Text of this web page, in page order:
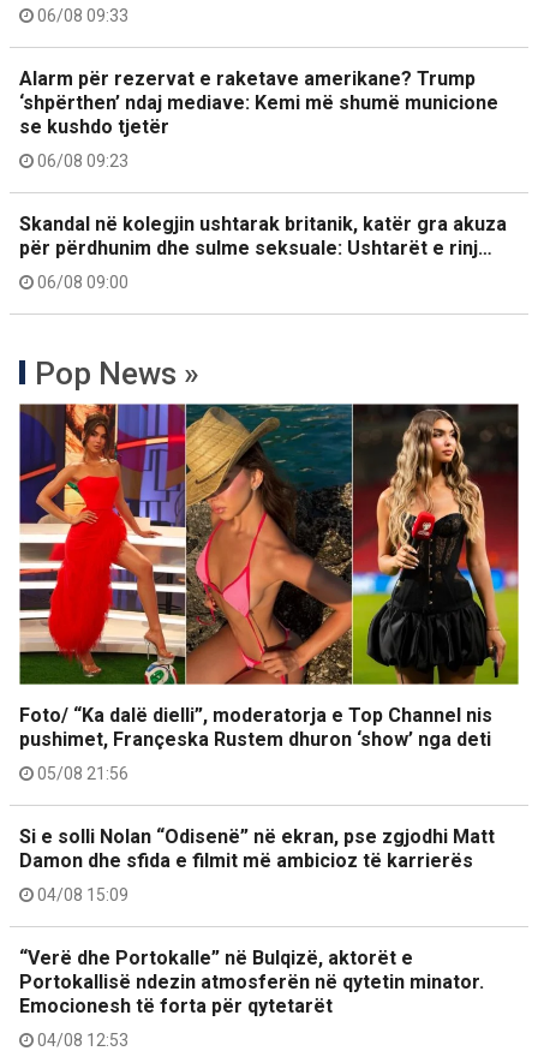
06/08 09:33
Alarm për rezervat e raketave amerikane? Trump
‘shpërthen’ ndaj mediave: Kemi më shumë municione
se kushdo tjetër
06/08 09:23
Skandal në kolegjin ushtarak britanik, katër gra akuza
për përdhunim dhe sulme seksuale: Ushtarët e rinj…
06/08 09:00
Pop News »
Foto/ “Ka dalë dielli”, moderatorja e Top Channel nis
pushimet, Françeska Rustem dhuron ‘show’ nga deti
05/08 21:56
Si e solli Nolan “Odisenë” në ekran, pse zgjodhi Matt
Damon dhe sfida e filmit më ambicioz të karrierës
04/08 15:09
“Verë dhe Portokalle” në Bulqizë, aktorët e
Portokallisë ndezin atmosferën në qytetin minator.
Emocionesh të forta për qytetarët
04/08 12:53